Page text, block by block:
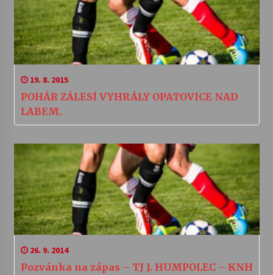
19. 8. 2015
POHÁR ZÁLESÍ VYHRÁLY OPATOVICE NAD
LABEM.
26. 9. 2014
Pozvánka na zápas – TJ J. HUMPOLEC – KNH